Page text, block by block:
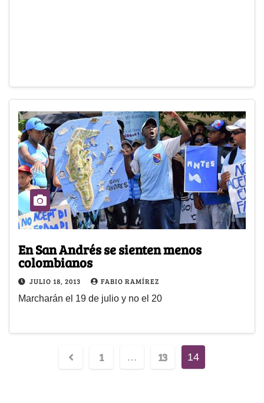
En San Andrés se sienten menos
colombianos
JULIO 18, 2013 FABIO RAMÍREZ
Marcharán el 19 de julio y no el 20
1 … 13 14